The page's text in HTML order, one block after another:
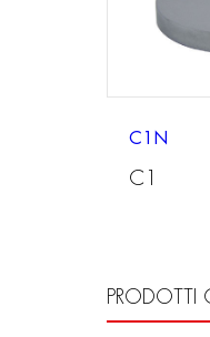
C1N
C1
PRODOTTI